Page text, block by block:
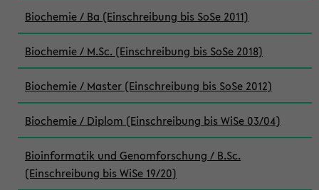
Biochemie / Ba (Einschreibung bis SoSe 2011)
Biochemie / M.Sc. (Einschreibung bis SoSe 2018)
Biochemie / Master (Einschreibung bis SoSe 2012)
Biochemie / Diplom (Einschreibung bis WiSe 03/04)
Bioinformatik und Genomforschung / B.Sc.
(Einschreibung bis WiSe 19/20)